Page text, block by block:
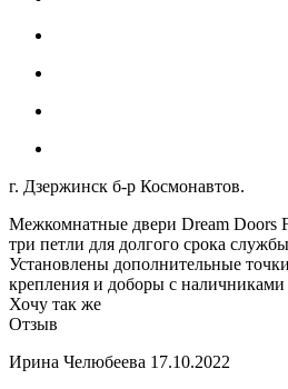
г. Дзержинск б-р Космонавтов.
Межкомнатные двери Dream Doors
три петли для долгого срока службы
Установлены дополнительные
крепления и доборы с наличниками
Хочу так же
Отзыв
Ирина Челюбеева 17.10.2022